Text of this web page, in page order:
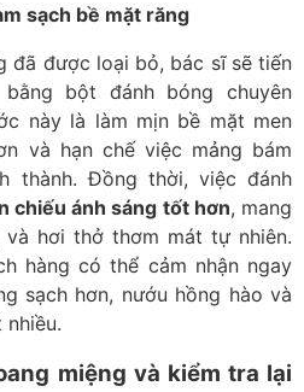
sạch bề mặt răng
đã được loại bỏ, bác sĩ sẽ tiến
bột đánh bóng chuyên
này là làm mịn bề mặt men
và hạn chế việc mảng bám
thành. Đồng thời, việc đánh
chiếu ánh sáng tốt hơn, mang
hơi thở thơm mát tự nhiên.
hàng có thể cảm nhận ngay
sạch hơn, nướu hồng hào và
nhiều.
miệng và kiểm tra lại